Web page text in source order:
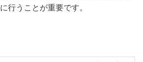
行うことが重要です。